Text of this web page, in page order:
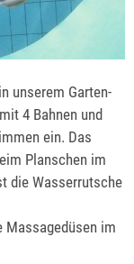
unserem Garten-
4 Bahnen und
ein. Das
Planschen im
die Wasserrutsche
Massagedüsen im